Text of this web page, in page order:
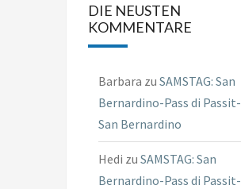
waren
DIE NEUSTEN
KOMMENTARE
Barbara zu SAMSTAG: San
Bernardino-Pass di Passit-
San Bernardino
Hedi zu SAMSTAG: San
Bernardino-Pass di Passit-